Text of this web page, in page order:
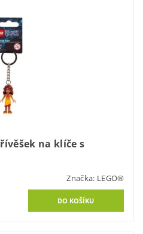
na klíče s
Značka: LEGO®